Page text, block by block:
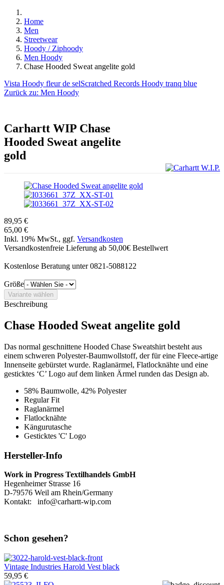
Home
Men
Streetwear
Hoody / Ziphoody
Men Hoody
Chase Hooded Sweat angelite gold
Vista Hoody fleur de selScratched Records Hoody tranq blue
Zurück zu: Men Hoody
Carhartt WIP Chase
Hooded Sweat angelite
gold
89,95 €
65,00 €
Inkl. 19% MwSt., ggf. Versandkosten
Versandkostenfreie Lieferung ab 50,00€ Bestellwert
Kostenlose Beratung unter 0821-5088122
Größe
Beschreibung
Chase Hooded Sweat angelite gold
Das normal geschnittene Hooded Chase Sweatshirt besteht aus
einem schweren Polyester-Baumwollstoff, der für eine Fleece-artige
Innenseite gebürstet wurde. Raglanärmel, Flatlocknähte und eine
gesticktes ‘C’ Logo auf dem linken Ärmel runden das Design ab.
58% Baumwolle, 42% Polyester
Regular Fit
Raglanärmel
Flatlocknähte
Kängurutasche
Gesticktes 'C' Logo
Hersteller-Info
Work in Progress Textilhandels GmbH
Hegenheimer Strasse 16
D-79576 Weil am Rhein/Germany
Kontakt: info@carhartt-wip.com
Schon gesehen?
Vintage Industries Harold Vest black
59,95 €